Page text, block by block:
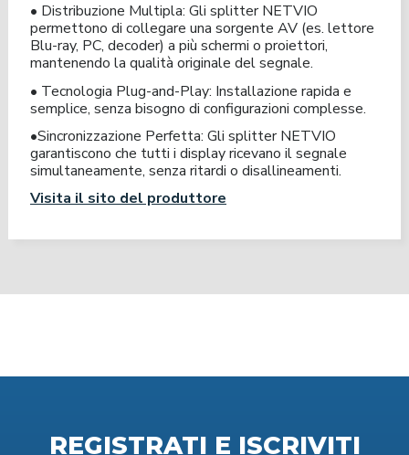
• Distribuzione Multipla: Gli splitter NETVIO
permettono di collegare una sorgente AV (es. lettore
Blu-ray, PC, decoder) a più schermi o proiettori,
mantenendo la qualità originale del segnale.
• Tecnologia Plug-and-Play: Installazione rapida e
semplice, senza bisogno di configurazioni complesse.
•Sincronizzazione Perfetta: Gli splitter NETVIO
garantiscono che tutti i display ricevano il segnale
simultaneamente, senza ritardi o disallineamenti.
Visita il sito del produttore
REGISTRATI E ISCRIVITI